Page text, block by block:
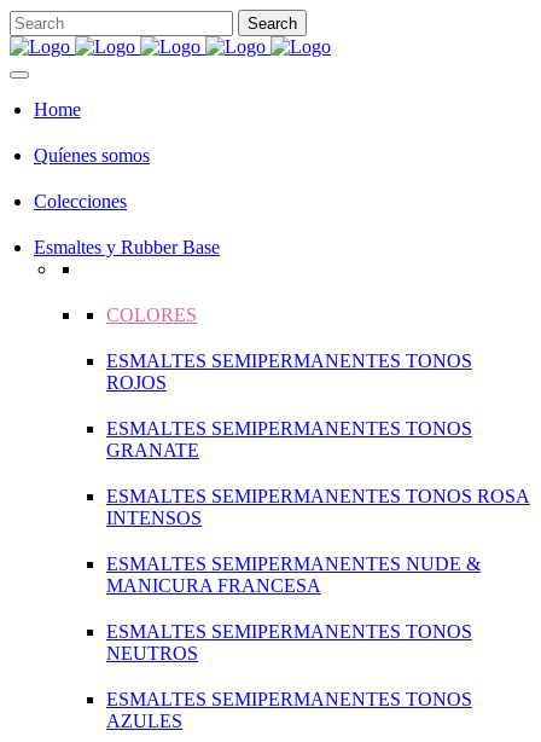
Home
Quíenes somos
Colecciones
Esmaltes y Rubber Base
COLORES
ESMALTES SEMIPERMANENTES TONOS
ROJOS
ESMALTES SEMIPERMANENTES TONOS
GRANATE
ESMALTES SEMIPERMANENTES TONOS ROSA
INTENSOS
ESMALTES SEMIPERMANENTES NUDE &
MANICURA FRANCESA
ESMALTES SEMIPERMANENTES TONOS
NEUTROS
ESMALTES SEMIPERMANENTES TONOS
AZULES